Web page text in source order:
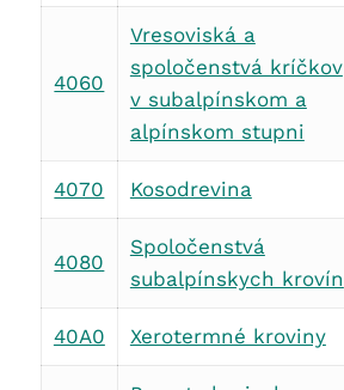
4060
Vresoviská a
spoločenstvá kríčkov
v subalpínskom a
alpínskom stupni
4070 Kosodrevina
4080
Spoločenstvá
subalpínskych krovín
40A0 Xerotermné kroviny